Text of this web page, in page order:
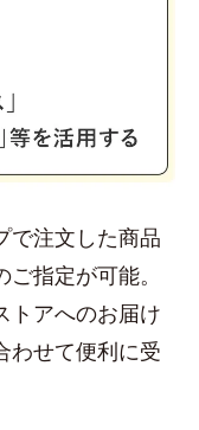
で注文した商品
指定が可能。
トアへのお届け
わせて便利に受